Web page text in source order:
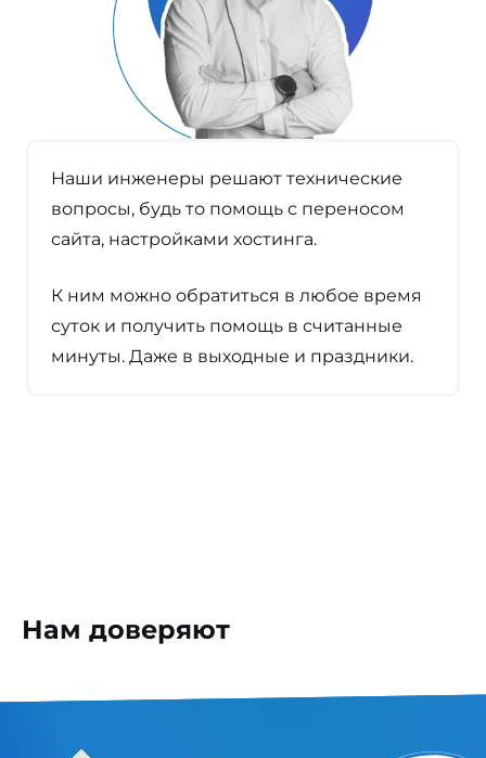
Наши инженеры решают технические
вопросы, будь то помощь с переносом
сайта, настройками хостинга.
К ним можно обратиться в любое время
суток и получить помощь в считанные
минуты. Даже в выходные и праздники.
Нам доверяют